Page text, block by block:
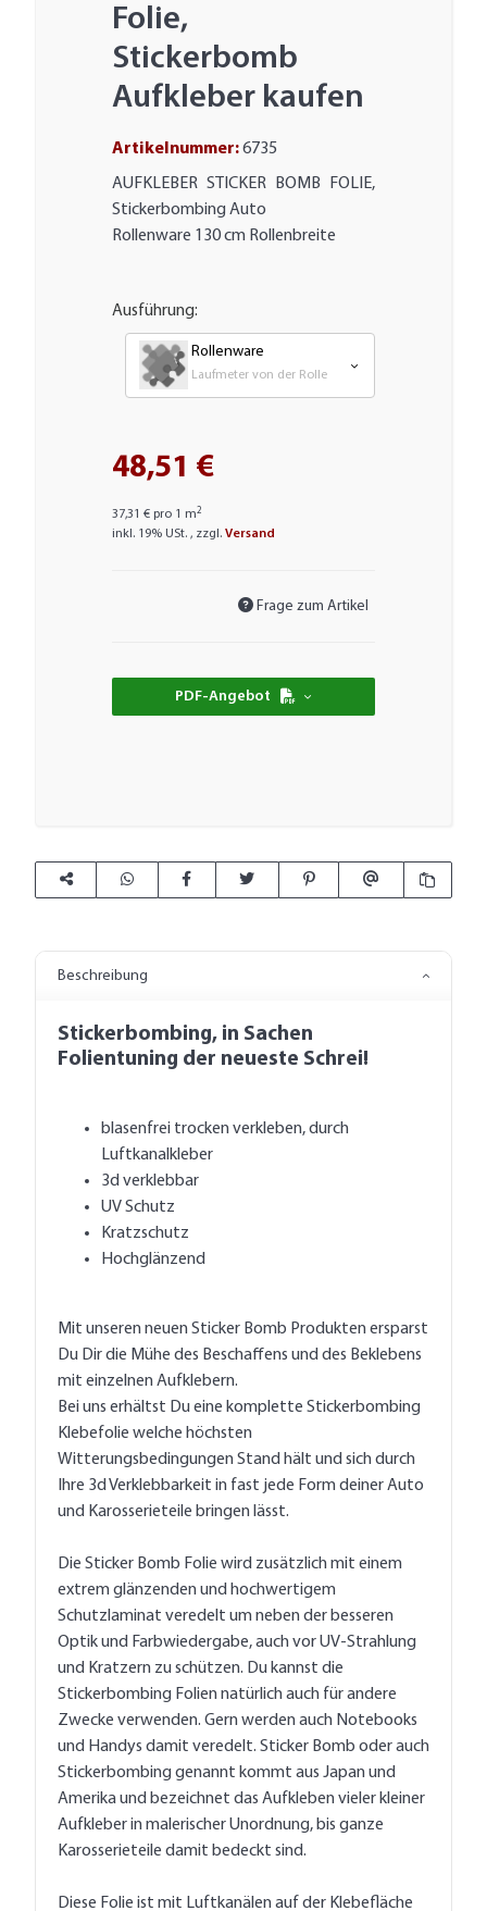
Folie,
Stickerbomb
Aufkleber kaufen
Artikelnummer:6735
AUFKLEBER STICKER BOMB FOLIE,
Stickerbombing Auto
Rollenware 130 cm Rollenbreite
Ausführung:
Rollenware
Laufmeter von der Rolle
48,51 €
37,31 € pro 1 m2
inkl. 19% USt. , zzgl. Versand
Frage zum Artikel
PDF-Angebot
Beschreibung
Stickerbombing, in Sachen
Folientuning der neueste Schrei!
blasenfrei trocken verkleben, durch
Luftkanalkleber
3d verklebbar
UV Schutz
Kratzschutz
Hochglänzend
Mit unseren neuen Sticker Bomb Produkten ersparst
Du Dir die Mühe des Beschaffens und des Beklebens
mit einzelnen Aufklebern.
Bei uns erhältst Du eine komplette Stickerbombing
Klebefolie welche höchsten
Witterungsbedingungen Stand hält und sich durch
Ihre 3d Verklebbarkeit in fast jede Form deiner Auto
und Karosserieteile bringen lässt.
Die Sticker Bomb Folie wird zusätzlich mit einem
extrem glänzenden und hochwertigem
Schutzlaminat veredelt um neben der besseren
Optik und Farbwiedergabe, auch vor UV-Strahlung
und Kratzern zu schützen. Du kannst die
Stickerbombing Folien natürlich auch für andere
Zwecke verwenden. Gern werden auch Notebooks
und Handys damit veredelt. Sticker Bomb oder auch
Stickerbombing genannt kommt aus Japan und
Amerika und bezeichnet das Aufkleben vieler kleiner
Aufkleber in malerischer Unordnung, bis ganze
Karosserieteile damit bedeckt sind.
Diese Folie ist mit Luftkanälen auf der Klebefläche